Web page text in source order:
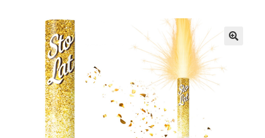
Stroje / Dodatki
Rozwiń
Akcesoria Party
Moje konto
Koszyk